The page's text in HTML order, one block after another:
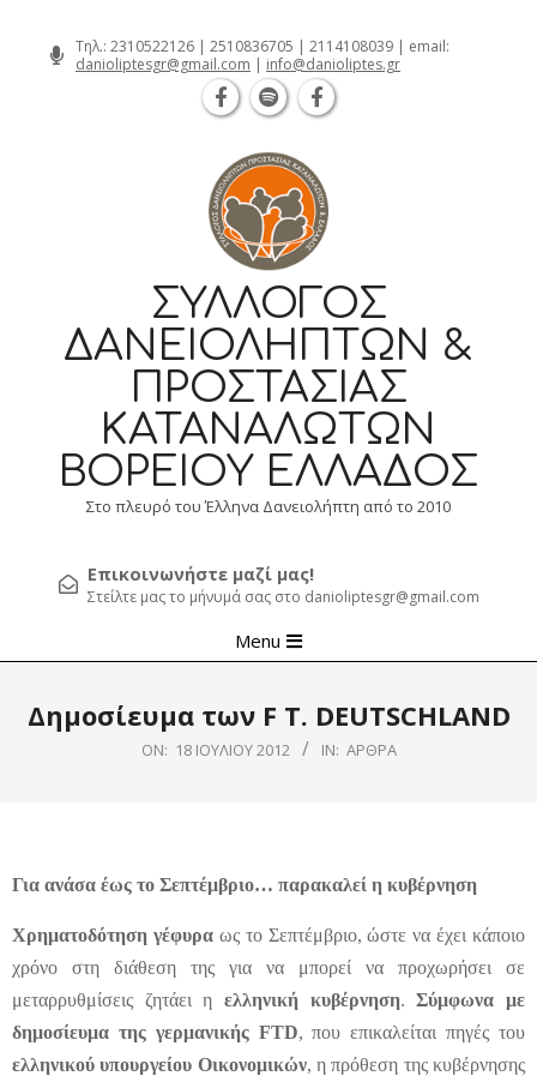
Τηλ.: 2310522126 | 2510836705 | 2114108039 | email:
danioliptesgr@gmail.com | info@danioliptes.gr
ΣΎΛΛΟΓΟΣ
ΔΑΝΕΙΟΛΗΠΤΏΝ &
ΠΡΟΣΤΑΣΊΑΣ
ΚΑΤΑΝΑΛΩΤΏΝ
ΒΟΡΕΊΟΥ ΕΛΛΆΔΟΣ
Στο πλευρό του Έλληνα Δανειολήπτη από το 2010
Επικοινωνήστε μαζί μας!
Στείλτε μας το μήνυμά σας στο danioliptesgr@gmail.com
Navigation
Menu
Δημοσίευμα των F T. DEUTSCHLAND
ON: 18 ΙΟΥΛΊΟΥ 2012 IN: ΆΡΘΡΑ
Για ανάσα έως το Σεπτέμβριο… παρακαλεί η κυβέρνηση
Χρηματοδότηση γέφυραως το Σεπτέμβριο, ώστε να έχει κάποιο
χρόνο στη διάθεση της για να μπορεί να προχωρήσει σε
μεταρρυθμίσεις ζητάει η ελληνική κυβέρνηση.Σύμφωνα με
δημοσίευμα της γερμανικής FTD, που επικαλείται πηγές του
ελληνικού υπουργείου Οικονομικών, η πρόθεση της κυβέρνησης